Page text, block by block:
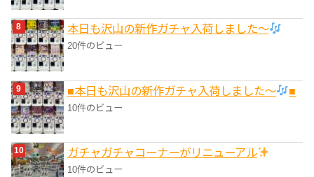
本日も沢山の新作ガチャ入荷しました〜
20件のビュー
■本日も沢山の新作ガチャ入荷しました〜 ■
10件のビュー
ガチャガチャコーナーがリニューアル
10件のビュー